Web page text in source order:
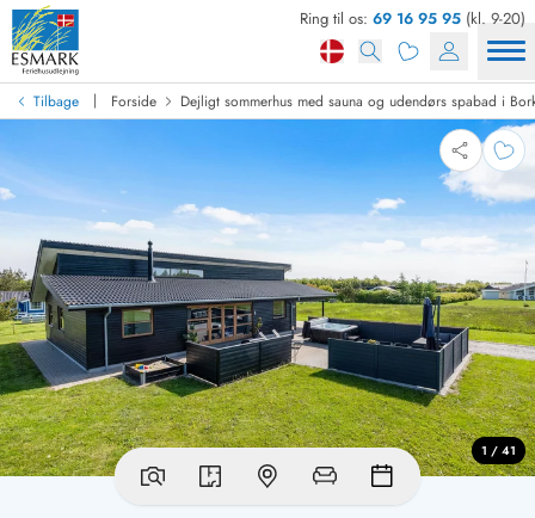
Ring til os: 69 16 95 95 (kl. 9-20)
Tilbage | Forside Dejligt sommerhus med sauna og udendørs spabad i
1 / 41